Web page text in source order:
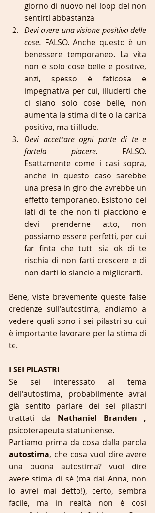
giorno di nuovo nel loop del non
sentirti abbastanza
Devi avere una visione positiva delle
cose. FALSO. Anche questo è un
benessere temporaneo. La vita
non è solo cose belle e positive,
anzi, spesso è faticosa e
impegnativa per cui, illuderti che
ci siano solo cose belle, non
aumenta la stima di te o la carica
positiva, ma ti illude.
Devi accettare ogni parte di te e
fartela piacere. FALSO.
Esattamente come i casi sopra,
anche in questo caso sarebbe
una presa in giro che avrebbe un
effetto temporaneo. Esistono dei
lati di te che non ti piacciono e
devi prenderne atto, non
possiamo essere perfetti, per cui
far finta che tutti sia ok di te
rischia di non farti crescere e di
non darti lo slancio a migliorarti.
Bene, viste brevemente queste false
credenze sull'autostima, andiamo a
vedere quali sono i sei pilastri su cui
è importante lavorare per la stima di
te.
I SEI PILASTRI
Se sei interessato al tema
dell'autostima, probabilmente avrai
già sentito parlare dei sei pilastri
trattati da
psicoterapeuta statunitense.
autostima, che cosa vuol dire avere
una buona autostima? vuol dire
avere stima di sè (ma dai Anna, non
lo avrei mai detto!), certo, sembra
facile, ma in realtà non è così